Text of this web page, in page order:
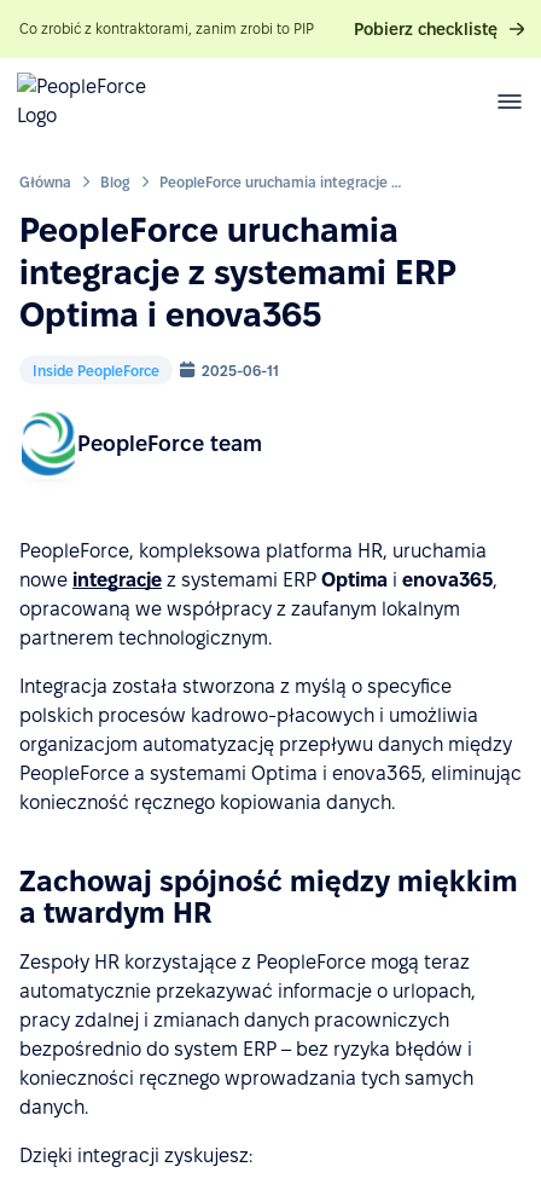
Co zrobić z kontraktorami, zanim zrobi to PIP Pobierz checklistę
Główna Blog PeopleForce uruchamia integracje z systemami ERP Optima i enova365
PeopleForce uruchamia
integracje z systemami ERP
Optima i enova365
Inside PeopleForce 2025-06-11
PeopleForce team
PeopleForce, kompleksowa platforma HR, uruchamia
nowe integracje z systemami ERP Optima i enova365,
opracowaną we współpracy z zaufanym lokalnym
partnerem technologicznym.
Integracja została stworzona z myślą o specyfice
polskich procesów kadrowo-płacowych i umożliwia
organizacjom automatyzację przepływu danych między
PeopleForce a systemami Optima i enova365, eliminując
konieczność ręcznego kopiowania danych.
Zachowaj spójność między miękkim
a twardym HR
Zespoły HR korzystające z PeopleForce mogą teraz
automatycznie przekazywać informacje o urlopach,
pracy zdalnej i zmianach danych pracowniczych
bezpośrednio do system ERP – bez ryzyka błędów i
konieczności ręcznego wprowadzania tych samych
danych.
Dzięki integracji zyskujesz: